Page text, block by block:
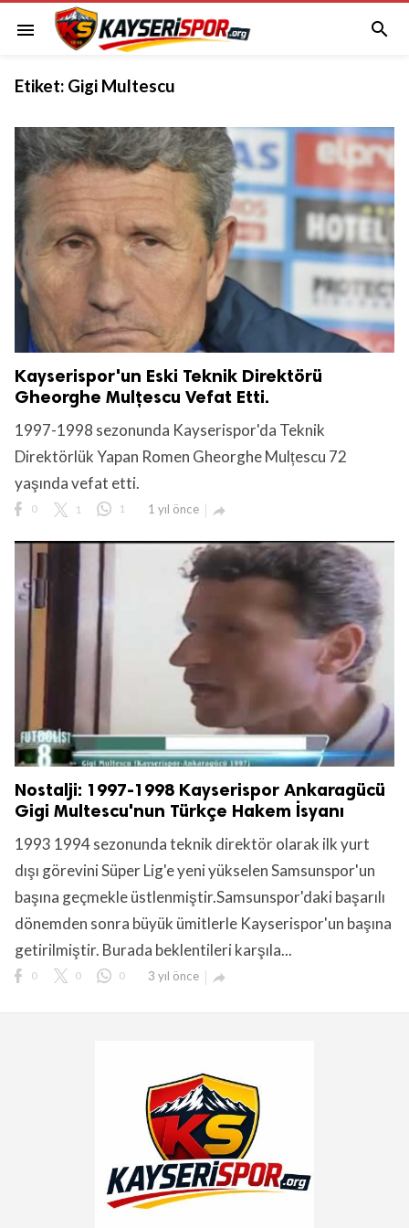
menu 
Etiket: Gigi Multescu
Kayserispor'un Eski Teknik Direktörü
Gheorghe Mulțescu Vefat Etti.
1997-1998 sezonunda Kayserispor'da Teknik
Direktörlük Yapan Romen Gheorghe Mulțescu 72
yaşında vefat etti.
0 1 1 1 yıl önce 
Nostalji: 1997-1998 Kayserispor Ankaragücü
Gigi Multescu'nun Türkçe Hakem İsyanı
1993 1994 sezonunda teknik direktör olarak ilk yurt
dışı görevini Süper Lig'e yeni yükselen Samsunspor'un
başına geçmekle üstlenmiştir.Samsunspor'daki başarılı
dönemden sonra büyük ümitlerle Kayserispor'un başına
getirilmiştir. Burada beklentileri karşıla...
0 0 0 3 yıl önce 